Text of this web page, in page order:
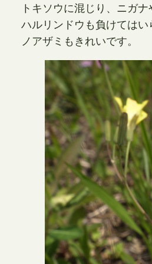
トキソウに混じり、ニガ
ハルリンドウも負けてはい
ノアザミもきれいです。